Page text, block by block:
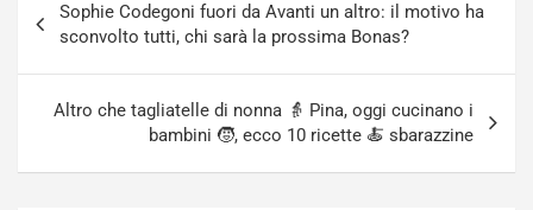
articoli
Sophie Codegoni fuori da Avanti un altro: il motivo ha
sconvolto tutti, chi sarà la prossima Bonas?
Altro che tagliatelle di nonna 👵 Pina, oggi cucinano i
bambini 🧒, ecco 10 ricette 🍝 sbarazzine